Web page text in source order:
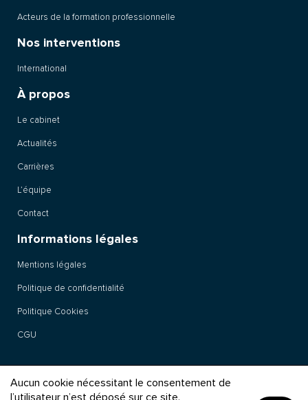
Acteurs de la formation professionnelle
Nos interventions
International
À propos
Le cabinet
Actualités
Carrières
L’équipe
Contact
Informations légales
Mentions légales
Politique de confidentialité
Politique Cookies
CGU
© 2025 Littler France
Aucun cookie nécessitant le consentement de
l’utilisateur n’est déposé sur ce site.